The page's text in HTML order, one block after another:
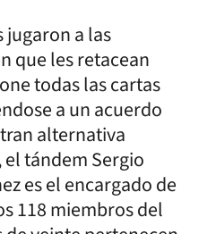
jugaron a las
que les retacean
todas las cartas
a un acuerdo
alternativa
tándem Sergio
es el encargado de
118 miembros del